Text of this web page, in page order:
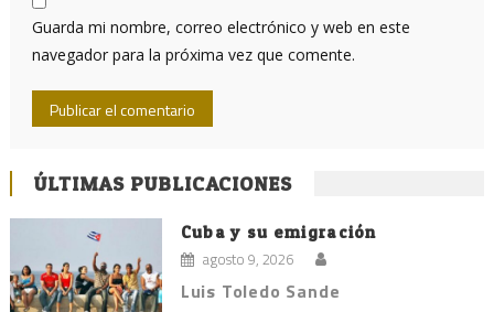
Guarda mi nombre, correo electrónico y web en este
navegador para la próxima vez que comente.
ÚLTIMAS PUBLICACIONES
Cuba y su emigración
agosto 9, 2026
Luis Toledo Sande